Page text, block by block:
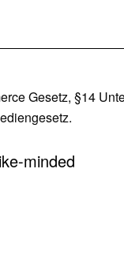
Gesetz, §14
minded